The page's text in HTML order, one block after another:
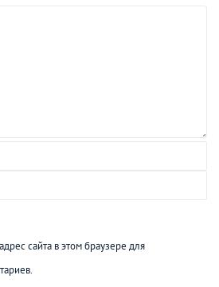
сайта в этом браузере для